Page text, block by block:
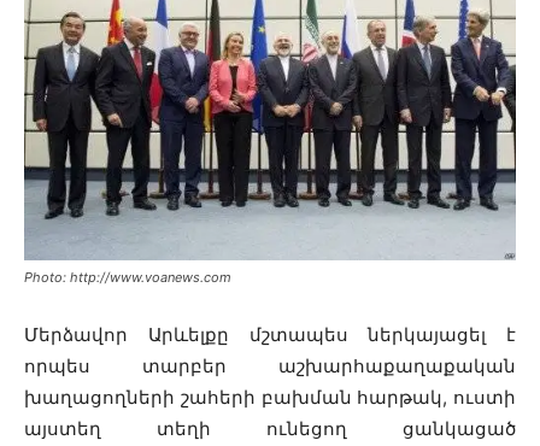
Photo: http://www.voanews.com
Մերձավոր Արևելքը մշտապես ներկայացել է
որպես տարբեր աշխարհաքաղաքական
խաղացողների շահերի բախման հարթակ, ուստի
այստեղ տեղի ունեցող ցանկացած